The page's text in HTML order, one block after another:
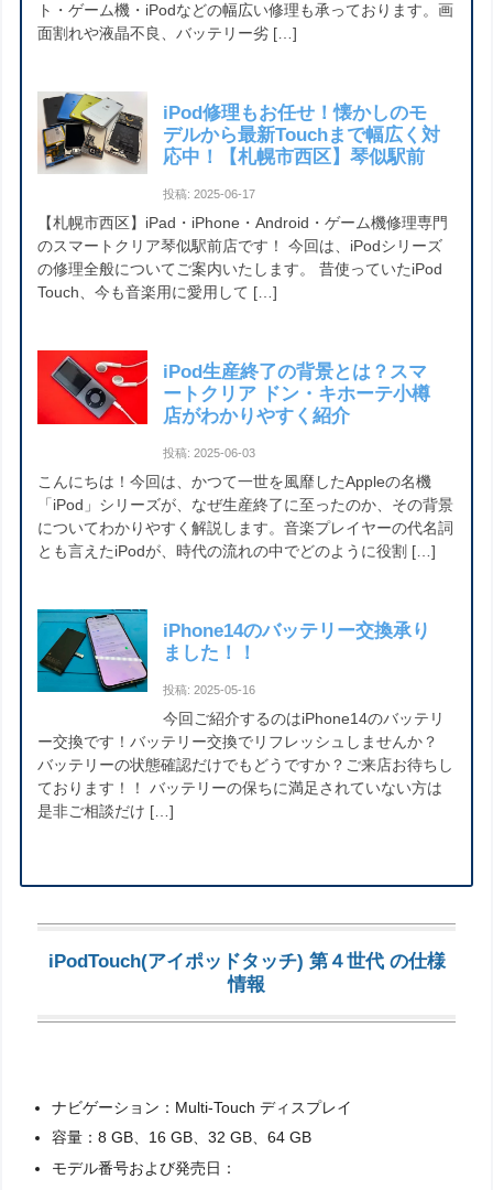
ト・ゲーム機・iPodなどの幅広い修理も承っております。画
面割れや液晶不良、バッテリー劣 […]
iPod修理もお任せ！懐かしのモ
デルから最新Touchまで幅広く対
応中！【札幌市西区】琴似駅前
投稿: 2025-06-17
【札幌市西区】iPad・iPhone・Android・ゲーム機修理専門
のスマートクリア琴似駅前店です！ 今回は、iPodシリーズ
の修理全般についてご案内いたします。 昔使っていたiPod
Touch、今も音楽用に愛用して […]
iPod生産終了の背景とは？スマ
ートクリア ドン・キホーテ小樽
店がわかりやすく紹介
投稿: 2025-06-03
こんにちは！今回は、かつて一世を風靡したAppleの名機
「iPod」シリーズが、なぜ生産終了に至ったのか、その背景
についてわかりやすく解説します。音楽プレイヤーの代名詞
とも言えたiPodが、時代の流れの中でどのように役割 […]
iPhone14のバッテリー交換承り
ました！！
投稿: 2025-05-16
今回ご紹介するのはiPhone14のバッテリ
ー交換です！バッテリー交換でリフレッシュしませんか？
バッテリーの状態確認だけでもどうですか？ご来店お待ちし
ております！！ バッテリーの保ちに満足されていない方は
是非ご相談だけ […]
iPodTouch(アイポッドタッチ) 第４世代 の仕様
情報
ナビゲーション：Multi-Touch ディスプレイ
容量：8 GB、16 GB、32 GB、64 GB
モデル番号および発売日：